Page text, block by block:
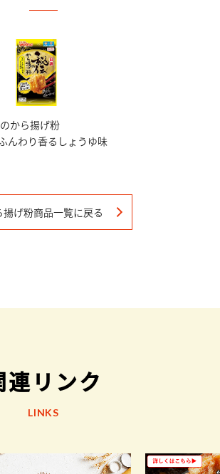
から揚げ粉
んわり香るしょうゆ味
揚げ粉商品一覧に戻る
連リンク
LINKS